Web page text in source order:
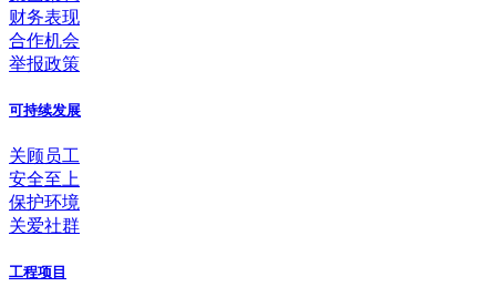
财务表现
合作机会
举报政策
可持续发展
关顾员工
安全至上
保护环境
关爱社群
工程项目